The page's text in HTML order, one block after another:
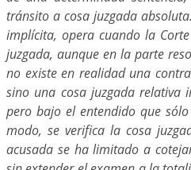
tránsito a cosa juzgada
implícita, opera cuando la
juzgada, aunque en la parte
no existe en realidad una
sino una cosa juzgada relativa
pero bajo el entendido que
modo, se verifica la cosa
acusada se ha limitado a